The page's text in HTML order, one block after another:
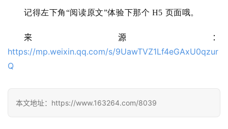
记得左下角“阅读原文”体验下那个 H5 页面哦。
来源：
https://mp.weixin.qq.com/s/9UawTVZ1Lf4eGAxU0qzur
Q
本文地址：https://www.163264.com/8039